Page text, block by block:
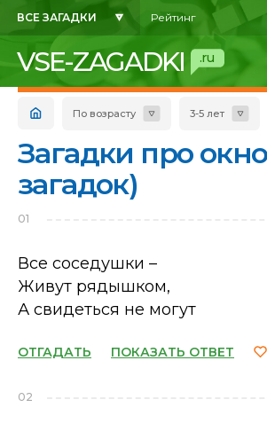
ВСЕ ЗАГАДКИ Рейтинг
VSE-ZAGADKI .ru
По возрасту 3-5 лет
Загадки про
загадок)
01
Все соседушки –
Живут рядышком,
А свидеться не могут
ОТГАДАТЬ ПОКАЗАТЬ ОТВЕТ
02